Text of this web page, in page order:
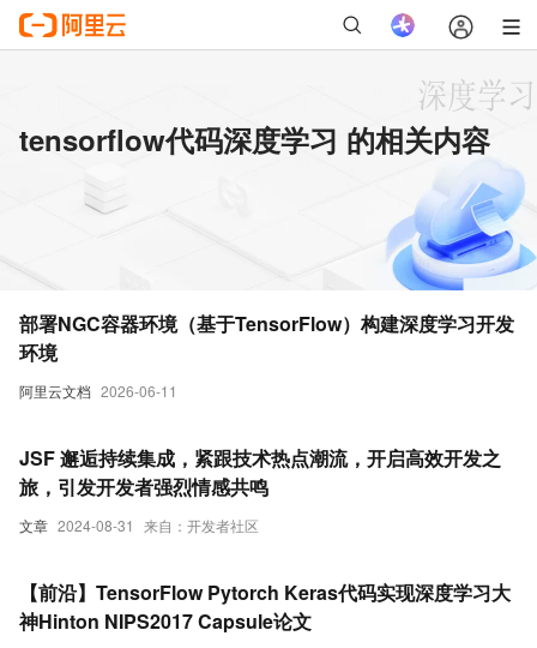
tensorflow代码深度学习 的相关内容
阿里云文档 2026-06-11
部署NGC容器环境（基于TensorFlow）构建深度学习开发
环境
文章 2024-08-31 来自：开发者社区
JSF 邂逅持续集成，紧跟技术热点潮流，开启高效开发之
旅，引发开发者强烈情感共鸣
【前沿】TensorFlow Pytorch Keras代码实现深度学习大
神Hinton NIPS2017 Capsule论文